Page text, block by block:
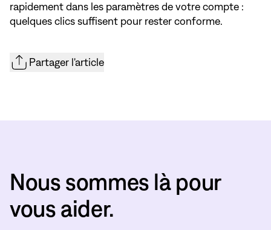
rapidement dans les paramètres de votre compte :
quelques clics suffisent pour rester conforme.
Partager l'article
Nous sommes là pour
vous aider.